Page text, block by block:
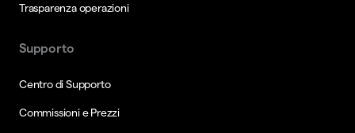
Trasparenza operazioni
Supporto
Centro di Supporto
Commissioni e Prezzi